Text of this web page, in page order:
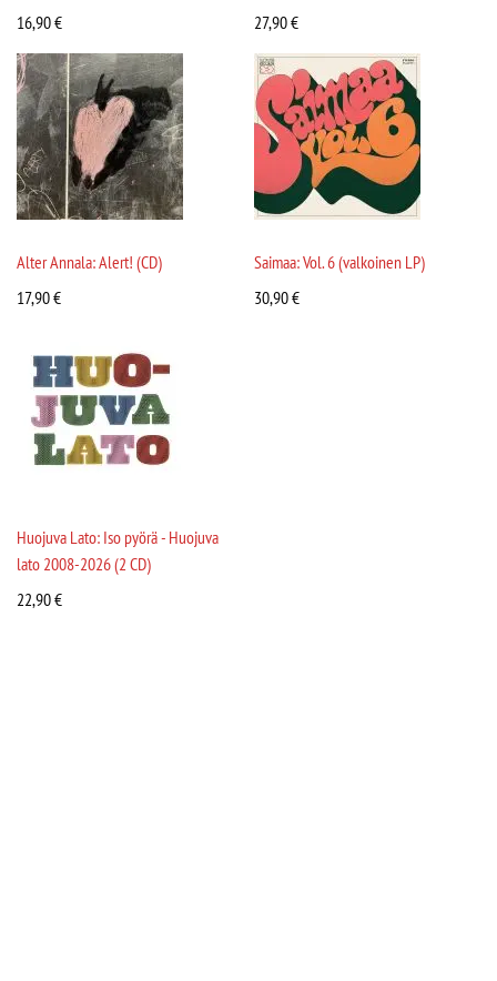
16,90€ 27,90€
Alter Annala: Alert! (CD)
17,90€
Saimaa: Vol. 6 (valkoinen LP)
30,90€
Huojuva Lato: Iso pyörä - Huojuva
lato 2008-2026 (2 CD)
22,90€